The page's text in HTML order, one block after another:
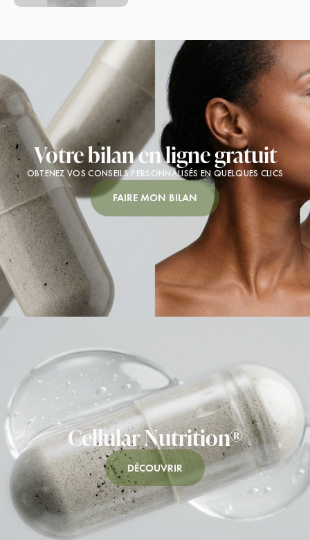
Votre bilan en ligne gratuit
OBTENEZ VOS CONSEILS PERSONNALISÉS EN QUELQUES CLICS
FAIRE MON BILAN
Cellular Nutrition®
DÉCOUVRIR